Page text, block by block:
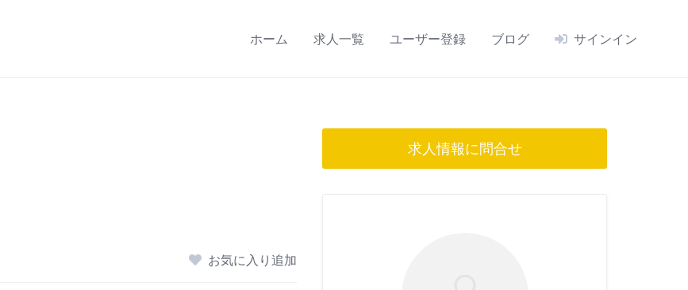
ホーム 求人一覧 ユーザー登録 ブログ サインイン
お気に入り追加
求人情報に問合せ